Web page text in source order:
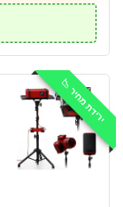
ירידת מחיר 📉